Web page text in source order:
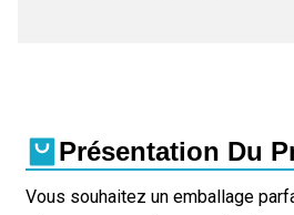
Présentation Du
Vous souhaitez un emballage